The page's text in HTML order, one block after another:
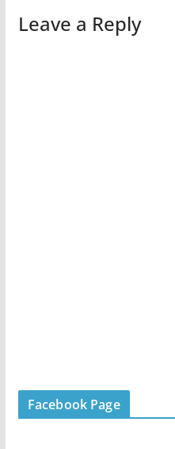
Leave a Reply
Facebook Page